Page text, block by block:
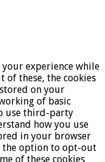
experience while
of these, the cookies
on your
of basic
use third-party
how you use
in your browser
the option to opt-out
of these cookies